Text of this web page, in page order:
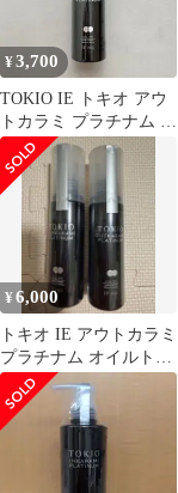
¥3,700
TOKIO IE トキオ アウ
トカラミ プラチナム オ
イルトリートメント
¥6,000
トキオ IE アウトカラミ
プラチナム オイルトリ
ートメント 100ml（2個